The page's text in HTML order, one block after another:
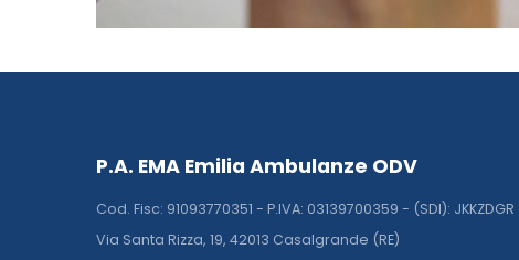
P.A. EMA Emilia Ambulanze ODV
Cod. Fisc: 91093770351 - P.IVA: 03139700359 - (SDI): JKKZDGR
Via Santa Rizza, 19, 42013 Casalgrande (RE)